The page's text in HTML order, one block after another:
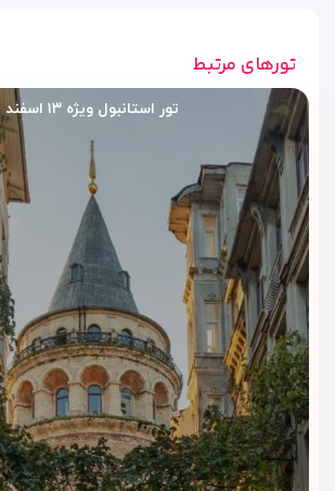
رستوران و کافی‌شاپ
استانبول | طعم خوش
بی‌اوغلو
هتل پرا رز استانبول برای مسافرانی مناسب
طول اقامت، دسترسی راحتی به صبحانه، غذا
باشند. فضای رستوران و کافی‌شاپ هتل با
شهری آن هماهنگ است و برای شروع روز،
تورهای مرتبط
تور استانبول ویژه ۱۳ اسفند